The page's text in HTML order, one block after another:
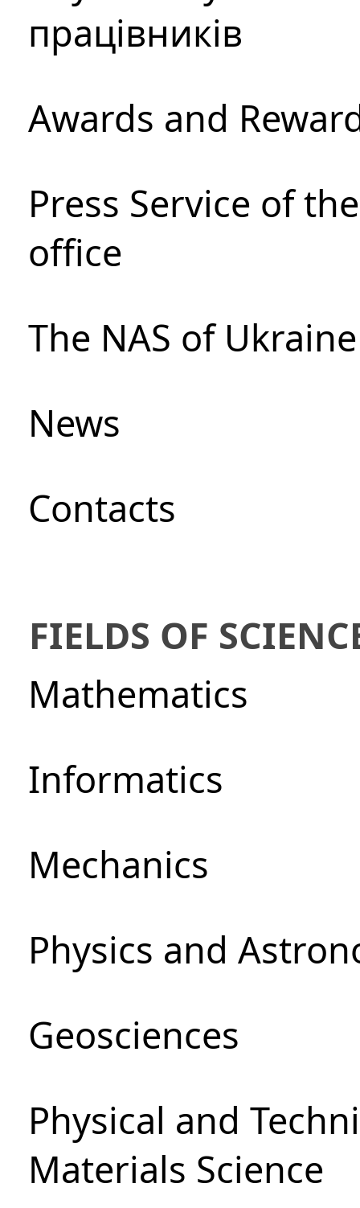
працівників
Awards and
Press Service of
office
The NAS of
News
Сontacts
FIELDS OF
Mathematics
Informatics
Mechanics
Physics and
Geosciences
Physical and
Materials Science